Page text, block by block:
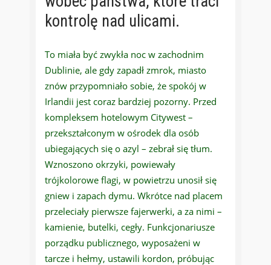
kontrolę nad ulicami.
To miała być zwykła noc w zachodnim
Dublinie, ale gdy zapadł zmrok, miasto
znów przypomniało sobie, że spokój w
Irlandii jest coraz bardziej pozorny. Przed
kompleksem hotelowym Citywest –
przekształconym w ośrodek dla osób
ubiegających się o azyl – zebrał się tłum.
Wznoszono okrzyki, powiewały
trójkolorowe flagi, w powietrzu unosił się
gniew i zapach dymu. Wkrótce nad placem
przeleciały pierwsze fajerwerki, a za nimi –
kamienie, butelki, cegły. Funkcjonariusze
porządku publicznego, wyposażeni w
tarcze i hełmy, ustawili kordon, próbując